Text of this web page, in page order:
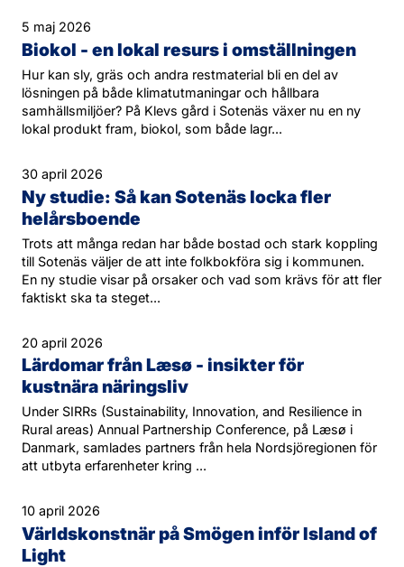
5 maj 2026
Biokol - en lokal resurs i omställningen
Hur kan sly, gräs och andra restmaterial bli en del av
lösningen på både klimatutmaningar och hållbara
samhällsmiljöer? På Klevs gård i Sotenäs växer nu en ny
lokal produkt fram, biokol, som både lagr...
30 april 2026
Ny studie: Så kan Sotenäs locka fler
helårsboende
Trots att många redan har både bostad och stark koppling
till Sotenäs väljer de att inte folkbokföra sig i kommunen.
En ny studie visar på orsaker och vad som krävs för att fler
faktiskt ska ta steget...
20 april 2026
Lärdomar från Læsø - insikter för
kustnära näringsliv
Under SIRRs (Sustainability, Innovation, and Resilience in
Rural areas) Annual Partnership Conference, på Læsø i
Danmark, samlades partners från hela Nordsjöregionen för
att utbyta erfarenheter kring ...
10 april 2026
Världskonstnär på Smögen inför Island of
Light